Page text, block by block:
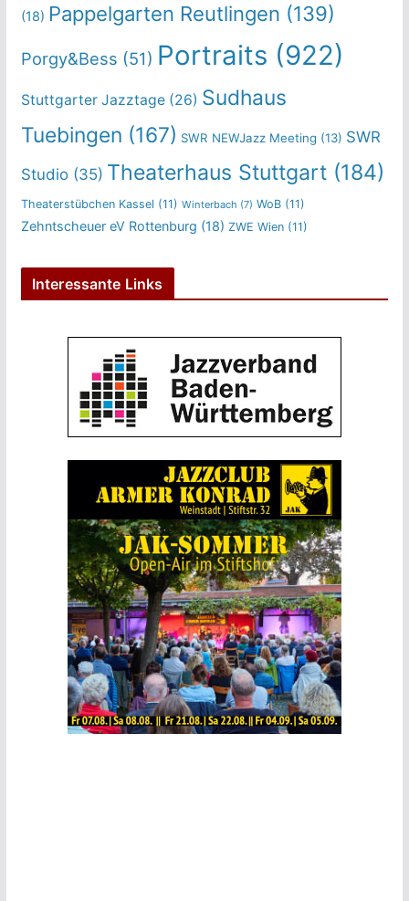
(18) Pappelgarten Reutlingen (139)
Porgy&Bess (51) Portraits (922)
Stuttgarter Jazztage(26) Sudhaus
Tuebingen (167) SWR NEWJazz Meeting (13) SWR
Studio(35) Theaterhaus Stuttgart(184)
Theaterstübchen Kassel (11) Winterbach (7) WoB(11)
Zehntscheuer eV Rottenburg (18) ZWE Wien(11)
Interessante Links